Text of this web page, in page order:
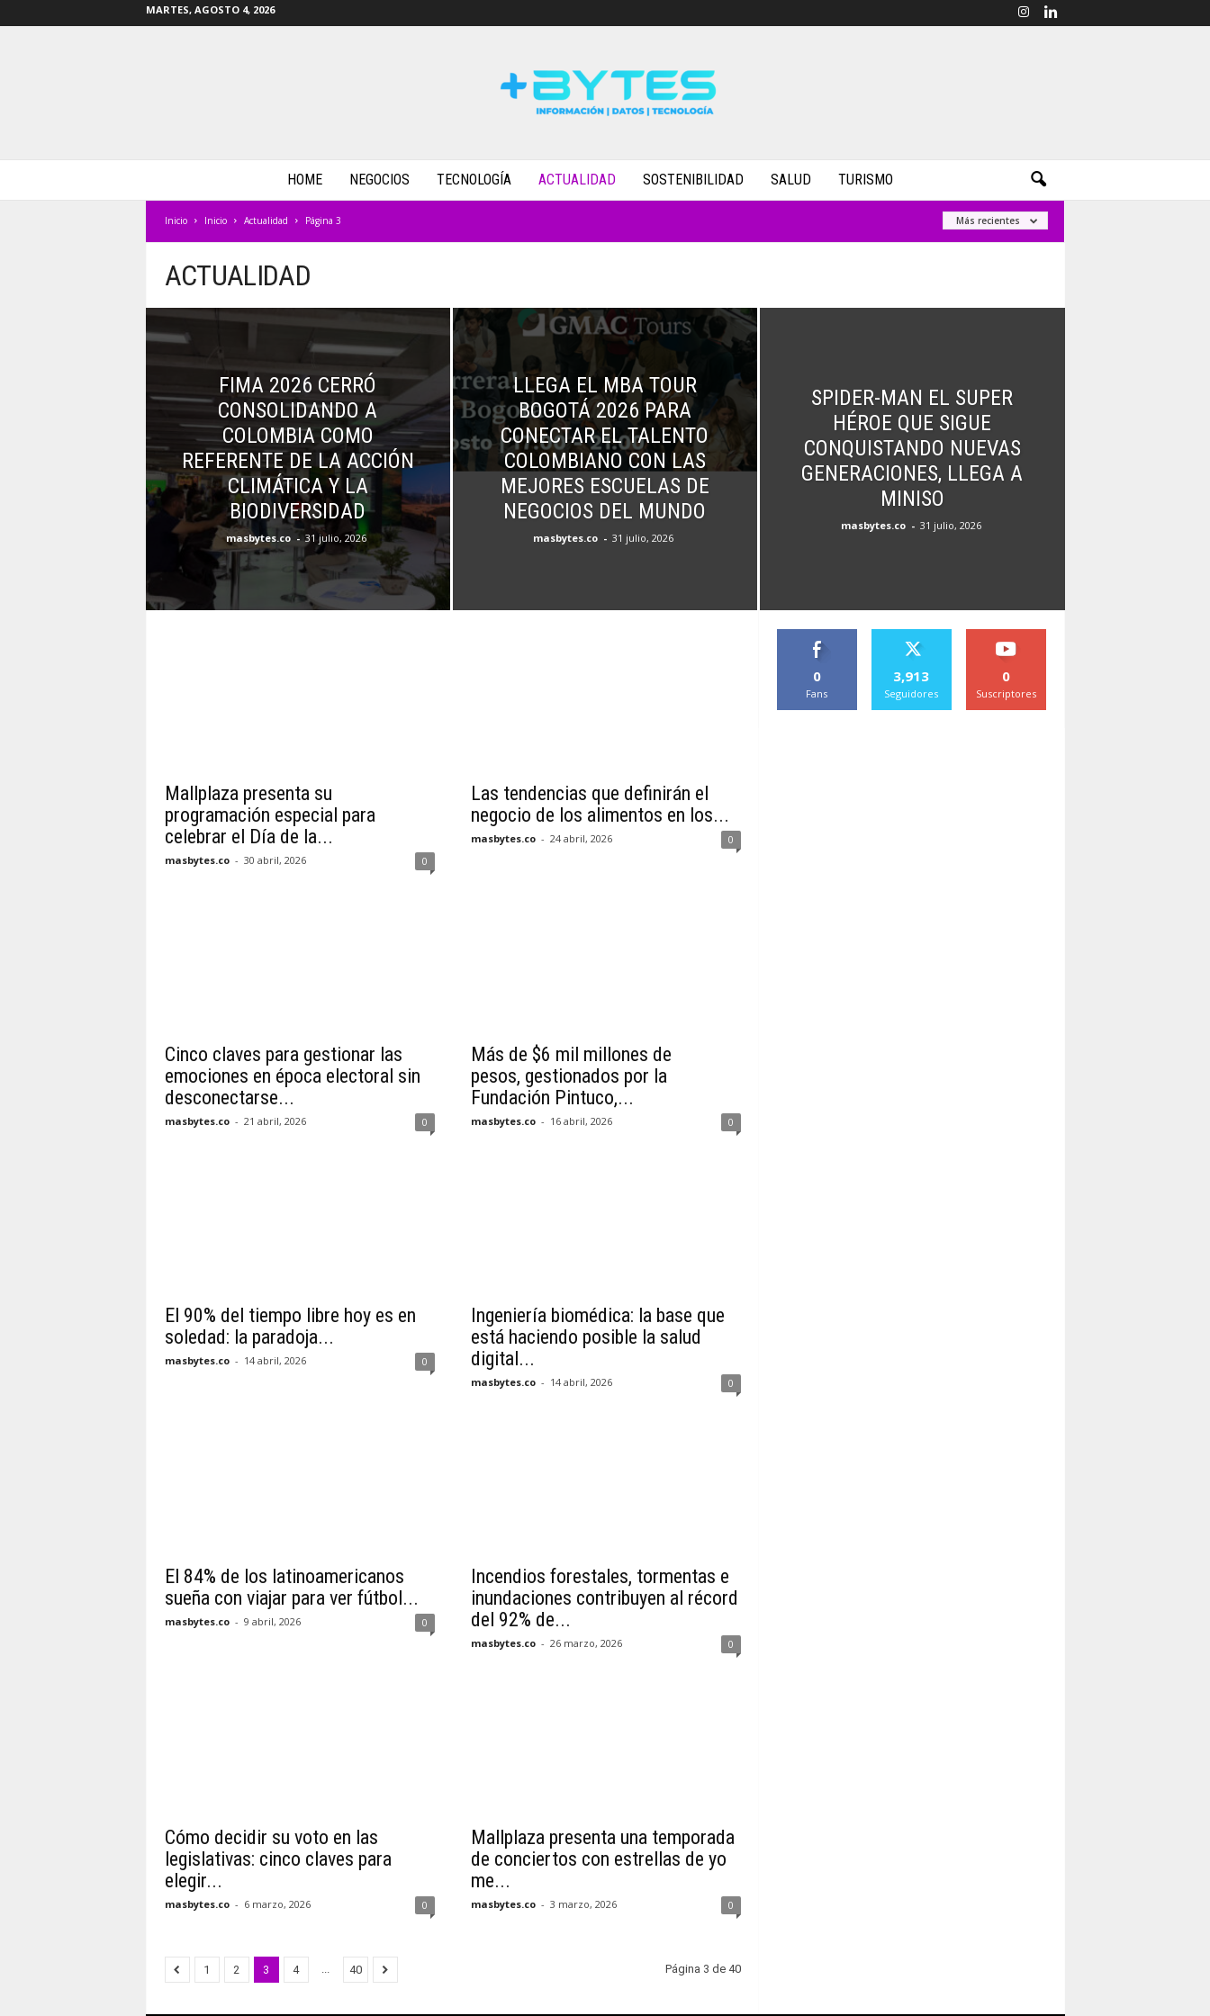
MARTES, AGOSTO 4, 2026
HOME NEGOCIOS TECNOLOGÍA ACTUALIDAD SOSTENIBILIDAD SALUD TURISMO
Inicio Inicio Actualidad Página 3 Más recientes
ACTUALIDAD
FIMA 2026 CERRÓ
CONSOLIDANDO A
COLOMBIA COMO
REFERENTE DE LA ACCIÓN
CLIMÁTICA Y LA
BIODIVERSIDAD
masbytes.co - 31 julio, 2026
LLEGA EL MBA TOUR
BOGOTÁ 2026 PARA
CONECTAR EL TALENTO
COLOMBIANO CON LAS
MEJORES ESCUELAS DE
NEGOCIOS DEL MUNDO
masbytes.co - 31 julio, 2026
SPIDER-MAN EL SUPER
HÉROE QUE SIGUE
CONQUISTANDO NUEVAS
GENERACIONES, LLEGA A
MINISO
masbytes.co - 31 julio, 2026
Mallplaza presenta su
programación especial para
celebrar el Día de la...
masbytes.co - 30 abril, 2026 0
Las tendencias que definirán el
negocio de los alimentos en los...
masbytes.co - 24 abril, 2026 0
Cinco claves para gestionar las
emociones en época electoral sin
desconectarse...
masbytes.co - 21 abril, 2026 0
Más de $6 mil millones de
pesos, gestionados por la
Fundación Pintuco,...
masbytes.co - 16 abril, 2026 0
El 90% del tiempo libre hoy es en
soledad: la paradoja...
masbytes.co - 14 abril, 2026 0
Ingeniería biomédica: la base que
está haciendo posible la salud
digital...
masbytes.co - 14 abril, 2026 0
El 84% de los latinoamericanos
sueña con viajar para ver fútbol...
masbytes.co - 9 abril, 2026 0
Incendios forestales, tormentas e
inundaciones contribuyen al récord
del 92% de...
masbytes.co - 26 marzo, 2026 0
Cómo decidir su voto en las
legislativas: cinco claves para
elegir...
masbytes.co - 6 marzo, 2026 0
Mallplaza presenta una temporada
de conciertos con estrellas de yo
me...
masbytes.co - 3 marzo, 2026 0
1 2 3 4 ... 40 Página 3 de 40
0
Fans
3,913
Seguidores
0
Suscriptores